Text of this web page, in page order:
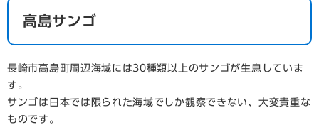
高島サンゴ
長崎市高島町周辺海域には30種類以上のサンゴが生息していま
す。
サンゴは日本では限られた海域でしか観察できない、大変貴重な
ものです。